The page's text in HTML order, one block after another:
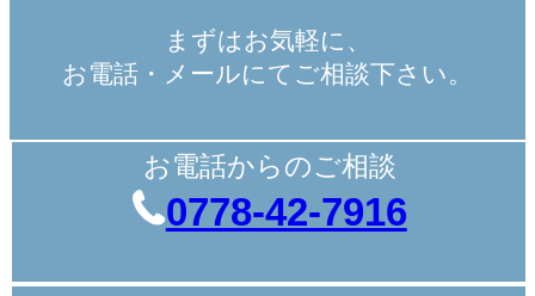
まずはお気軽に、
お電話・メールにてご相談下さい。
お電話からのご相談
0778-42-7916